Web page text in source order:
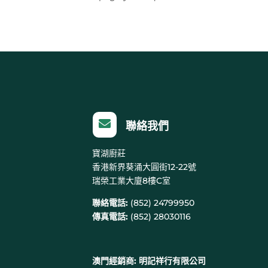
 聯絡我們
寶湖廚莊
香港新界葵涌大圓街12-22號
瑞榮工業大廈8樓C室
聯絡電話: (852) 24799950
傳真電話: (852) 28030116
澳門經銷商: 明記祥行有限公司